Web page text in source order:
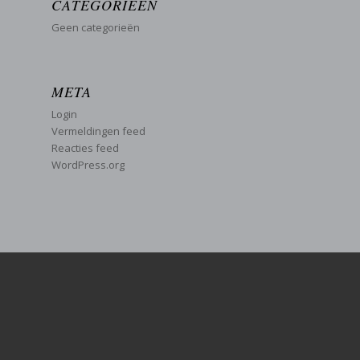
CATEGORIEËN
Geen categorieën
META
Login
Vermeldingen feed
Reacties feed
WordPress.org